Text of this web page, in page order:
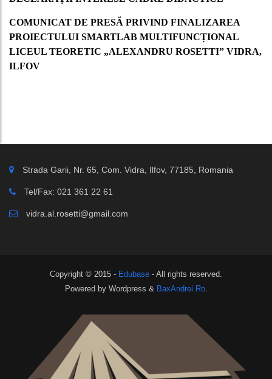
COMUNICAT DE PRESĂ PRIVIND FINALIZAREA
PROIECTULUI SMARTLAB MULTIFUNCȚIONAL
LICEUL TEORETIC „ALEXANDRU ROSETTI” VIDRA,
ILFOV
Strada Garii, Nr. 65, Com. Vidra, Ilfov, 77185, Romania
Tel/Fax: 021 361 22 61
vidra.al.rosetti@gmail.com
Copyright © 2015 - Edubase - All rights reserved.
Powered by Wordpress & BaxAndrei.Ro.